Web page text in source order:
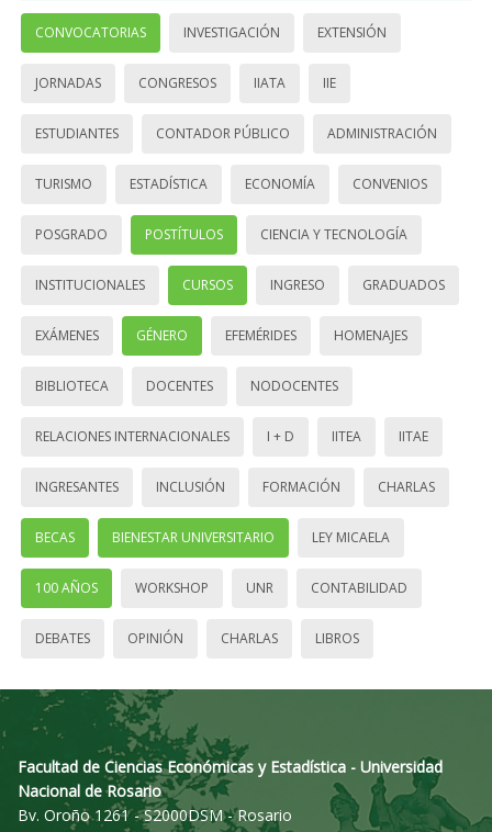
CONVOCATORIAS INVESTIGACIÓN EXTENSIÓN
JORNADAS CONGRESOS IIATA IIE
ESTUDIANTES CONTADOR PÚBLICO ADMINISTRACIÓN
TURISMO ESTADÍSTICA ECONOMÍA CONVENIOS
POSGRADO POSTÍTULOS CIENCIA Y TECNOLOGÍA
INSTITUCIONALES CURSOS INGRESO GRADUADOS
EXÁMENES GÉNERO EFEMÉRIDES HOMENAJES
BIBLIOTECA DOCENTES NODOCENTES
RELACIONES INTERNACIONALES I + D IITEA IITAE
INGRESANTES INCLUSIÓN FORMACIÓN CHARLAS
BECAS BIENESTAR UNIVERSITARIO LEY MICAELA
100 AÑOS WORKSHOP UNR CONTABILIDAD
DEBATES OPINIÓN CHARLAS LIBROS
Facultad de Ciencias Económicas y Estadística - Universidad
Nacional de Rosario
Bv. Oroño 1261 - S2000DSM - Rosario